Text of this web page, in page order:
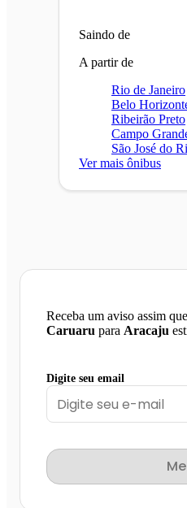
Saindo de
A partir de
Rio de Janeiro
Belo
Ribeirão Preto
Campo
São José do
Ver mais ônibus
Receba um aviso assim
Caruaru para Aracaju
Digite seu email